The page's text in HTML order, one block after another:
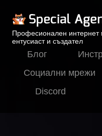
Професионален интернет
ентусиаст и създател
Блог
Социални мрежи
Discord